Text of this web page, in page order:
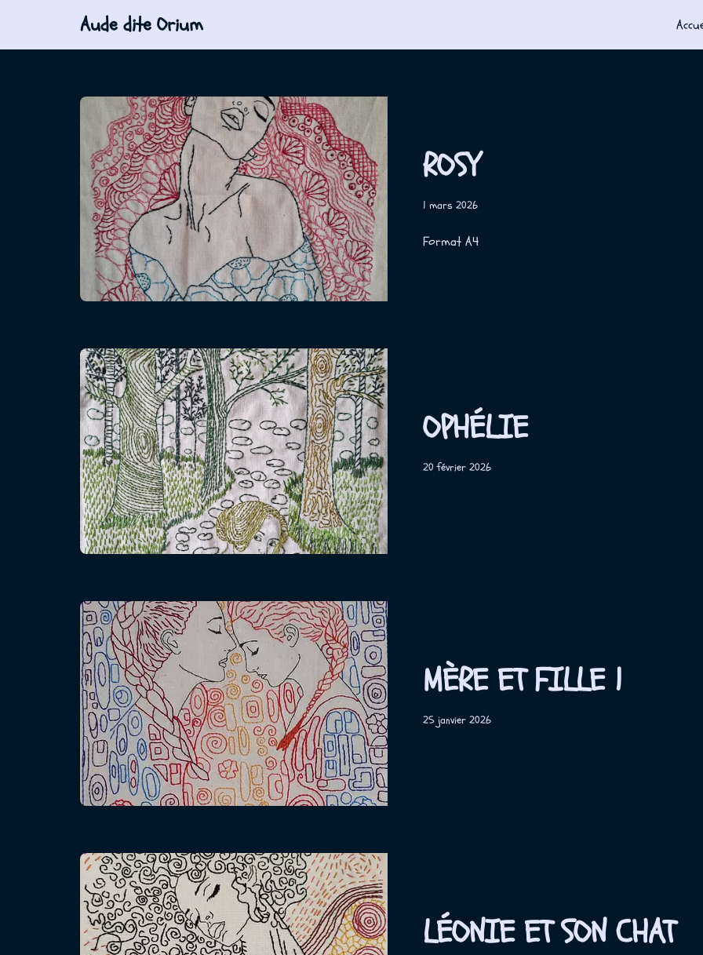
Aude dite Orium
ROSY
1 mars 2026
Format A4
OPHÉLIE
20 février 2026
MÈRE ET FILLE 1
25 janvier 2026
LÉONIE ET SON CHAT